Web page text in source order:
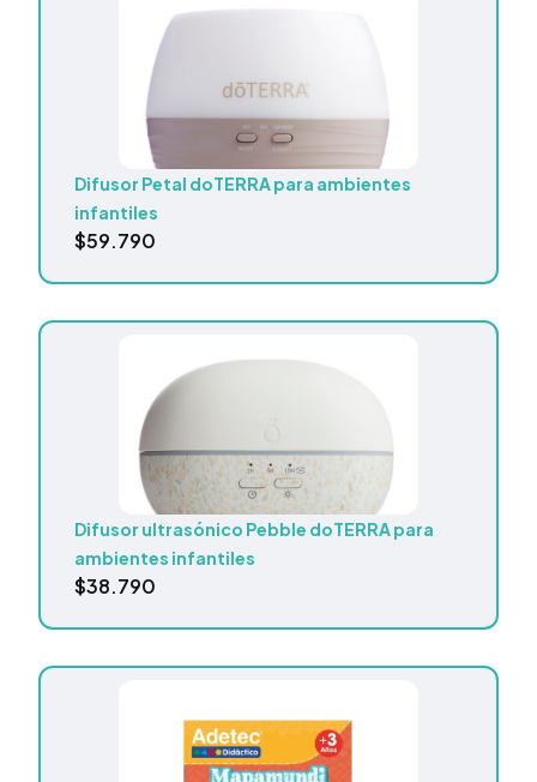
Difusor Petal doTERRA para ambientes
infantiles
$59.790
Difusor ultrasónico Pebble doTERRA para
ambientes infantiles
$38.790